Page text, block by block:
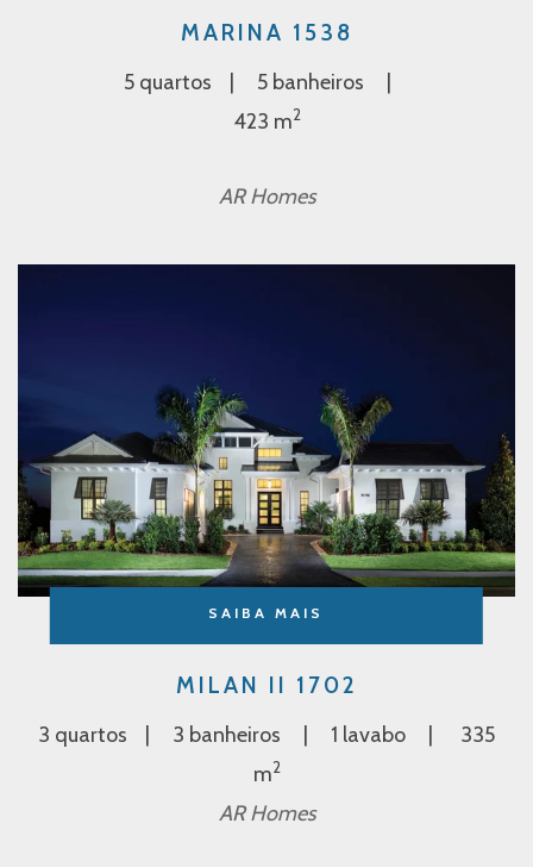
SAIBA MAIS
MILAN II 1702
3 quartos 3 banheiros 1 lavabo
335
m2
AR Homes
MARINA 1538
5 quartos
5 banheiros
423 m2
AR Homes